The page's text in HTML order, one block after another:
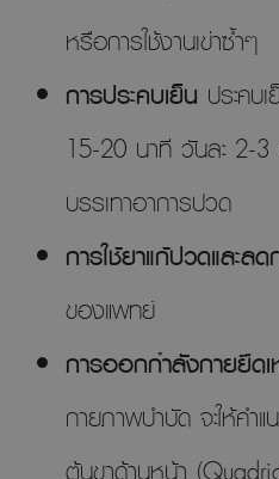
หรือการใช้งานเข่าซ้ำๆ
การประคบเย็น ประคบ
15-20 นาที วันละ 2-3
บรรเทาอาการปวด
การใช้ยาแก้ปวดและล
ของแพทย์
การออกกำลังกายยืด
กายภาพบำบัด จะให้คำ